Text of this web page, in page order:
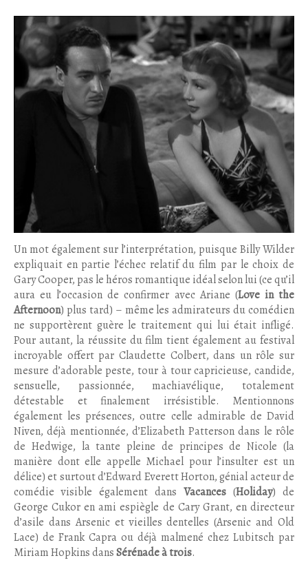
Un mot également sur l’interprétation, puisque Billy Wilder
expliquait en partie l’échec relatif du film par le choix de
Gary Cooper, pas le héros romantique idéal selon lui (ce qu’il
aura eu l’occasion de confirmer avec Ariane (Love in the
Afternoon) plus tard) – même les admirateurs du comédien
ne supportèrent guère le traitement qui lui était infligé.
Pour autant, la réussite du film tient également au festival
incroyable offert par Claudette Colbert, dans un rôle sur
mesure d’adorable peste, tour à tour capricieuse, candide,
sensuelle, passionnée, machiavélique, totalement
détestable et finalement irrésistible. Mentionnons
également les présences, outre celle admirable de David
Niven, déjà mentionnée, d’Elizabeth Patterson dans le rôle
de Hedwige, la tante pleine de principes de Nicole (la
manière dont elle appelle Michael pour l’insulter est un
délice) et surtout d’Edward Everett Horton, génial acteur de
comédie visible également dans Vacances (Holiday) de
George Cukor en ami espiègle de Cary Grant, en directeur
d’asile dans Arsenic et vieilles dentelles (Arsenic and Old
Lace) de Frank Capra ou déjà malmené chez Lubitsch par
Miriam Hopkins dansSérénade à trois.